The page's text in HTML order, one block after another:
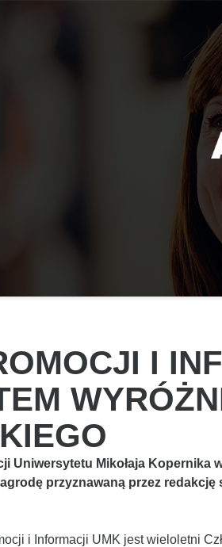
I
Uniwersytetu Mikołaja
przyznawaną przez
i Informacji UMK jest wieloletni